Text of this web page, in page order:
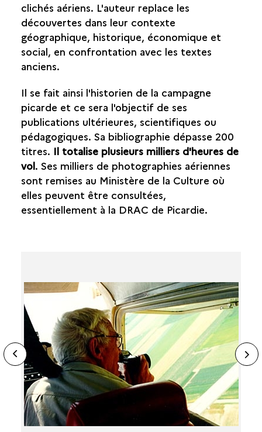
clichés aériens. L'auteur replace les
découvertes dans leur contexte
géographique, historique, économique et
social, en confrontation avec les textes
anciens.
Il se fait ainsi l'historien de la campagne
picarde et ce sera l'objectif de ses
publications ultérieures, scientifiques ou
pédagogiques. Sa bibliographie dépasse 200
titres. Il totalise plusieurs milliers d'heures de
vol. Ses milliers de photographies aériennes
sont remises au Ministère de la Culture où
elles peuvent être consultées,
essentiellement à la DRAC de Picardie.